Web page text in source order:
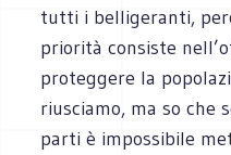
tutti i belligeranti,
priorità consiste
proteggere la
riusciamo, ma so che
parti è impossibile